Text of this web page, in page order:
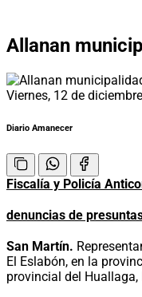
Allanan
Viernes, 12 de
Diario Amanecer
Fiscalía y Policía
denuncias de
San Martín.
El Eslabón, en la
provincial del